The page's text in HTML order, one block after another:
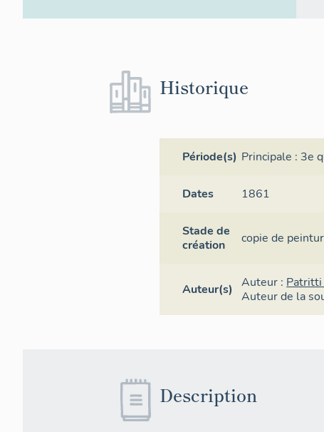
Historique
Période(s) Principale : 3e
Dates 1861
Stade de
création
copie de
Auteur(s) Auteur : Patritti
Auteur de la
Description